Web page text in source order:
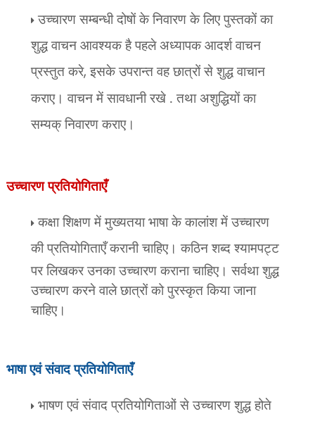
उच्चारण सम्बन्धी दोषों के निवारण के लिए पुस्तकों का
शुद्ध वाचन आवश्यक है पहले अध्यापक आदर्श वाचन
प्रस्तुत करे, इसके उपरान्त वह छात्रों से शुद्ध वाचान
कराए। वाचन में सावधानी रखे . तथा अशुद्धियों का
सम्यक् निवारण कराए।
उच्चारण प्रतियोगिताएँ
कक्षा शिक्षण में मुख्यतया भाषा के कालांश में उच्चारण
की प्रतियोगिताएँ करानी चाहिए। कठिन शब्द श्यामपट्ट
पर लिखकर उनका उच्चारण कराना चाहिए। सर्वथा शुद्ध
उच्चारण करने वाले छात्रों को पुरस्कृत किया जाना
चाहिए।
भाषा एवं संवाद प्रतियोगिताएँ
भाषण एवं संवाद प्रतियोगिताओं से उच्चारण शुद्ध होते